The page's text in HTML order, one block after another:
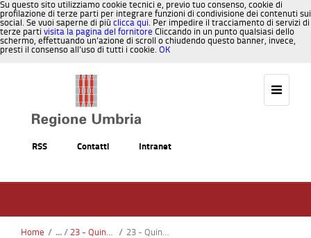
Su questo sito utilizziamo cookie tecnici e, previo tuo consenso, cookie di
profilazione di terze parti per integrare funzioni di condivisione dei contenuti sui
social. Se vuoi saperne di più clicca qui. Per impedire il tracciamento di servizi di
terze parti visita la pagina del fornitore Cliccando in un punto qualsiasi dello
schermo, effettuando un’azione di scroll o chiudendo questo banner, invece,
presti il consenso all’uso di tutti i cookie. OK
RSS Contatti Intranet
Home / 23 - Quindicinale 1-15 dicembre 2020 / 23 - Quindicinale 1-15 dicembre 2020